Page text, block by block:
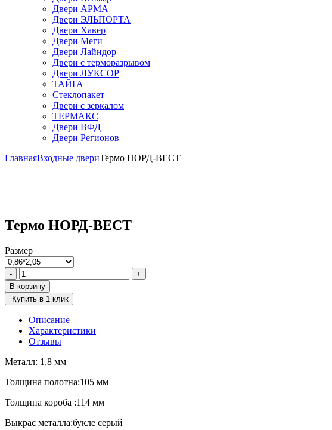
Двери АРМА
Двери ЭЛЬПОРТА
Двери Хавер
Двери Меги
Двери Лайндор
Двери с терморазрывом
Двери ЛУКСОР
ТАЙГА
Стеклопакет
Двери с зеркалом
ТЕРМАКС
Двери ВФД
Двери Регионов
ГлавнаяВходные двериТермо НОРД-ВЕСТ
Термо НОРД-ВЕСТ
Размер
Количество
товара
Термо
НОРД-
-
+
В корзину
Купить в 1 клик
Описание
Характеристики
Отзывы
Металл: 1,8 мм
Толщина полотна:105 мм
Толщина короба :114 мм
Выкрас металла:букле серый